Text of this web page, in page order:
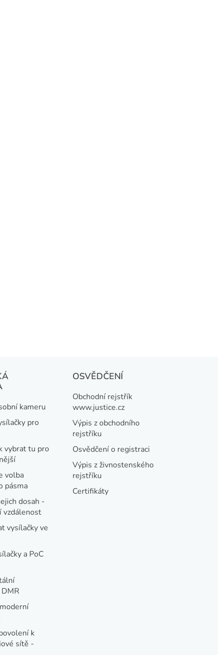
kameru
pro
vybrat tu pro
volba
pásma
dosah -
vzdálenost
vysílačky ve
a PoC
k
sítě -
OSVĚDČENÍ
Obchodní rejstřík
www.justice.cz
Výpis z obchodního
rejstříku
Osvědčení o registraci
Výpis z živnostenského
rejstříku
Certifikáty